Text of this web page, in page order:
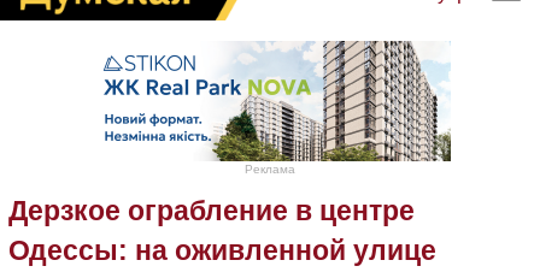
Реклама
Дерзкое ограбление в центре
Одессы: на оживленной улице